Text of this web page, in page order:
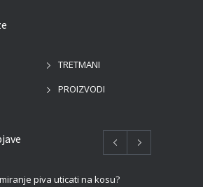
TRETMANI
PROIZVODI
piva uticati na kosu?